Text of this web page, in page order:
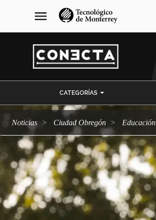
navegación
principal
menu
CATEGORÍAS
Noticias Ciudad Obregón Educación